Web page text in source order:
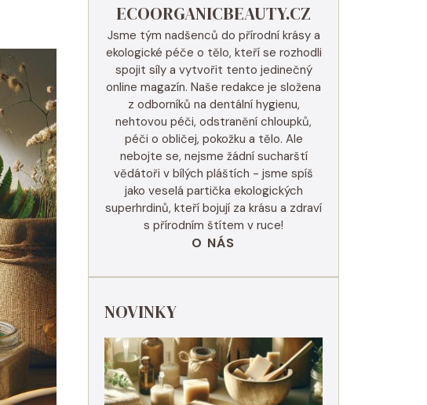
ECOORGANICBEAUTY.CZ
Jsme tým nadšenců do přírodní krásy a
ekologické péče o tělo, kteří se rozhodli
spojit síly a vytvořit tento jedinečný
online magazín. Naše redakce je složena
z odborníků na dentální hygienu,
nehtovou péči, odstranění chloupků,
péči o obličej, pokožku a tělo. Ale
nebojte se, nejsme žádní sucharští
vědátoři v bílých pláštích - jsme spíš
jako veselá partička ekologických
superhrdinů, kteří bojují za krásu a zdraví
s přírodním štítem v ruce!
O NÁS
NOVINKY